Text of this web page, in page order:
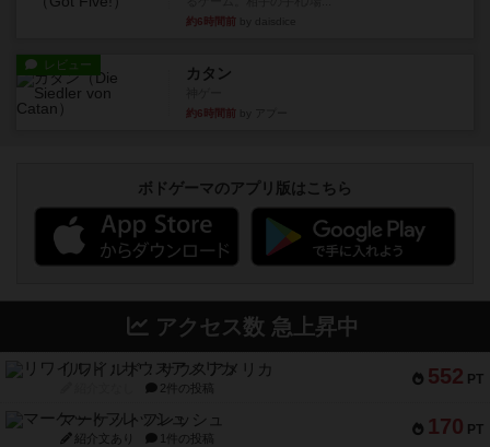
約6時間前
レビュー カタン
約6時間前
ボドゲーマのアプリ版はこちら
アクセス数 急上昇中
552 PT
リワイルド：サウスアメリカ
2件の投稿
170 PT
マーケットフレッシュ
紹介文あり 1件の投稿